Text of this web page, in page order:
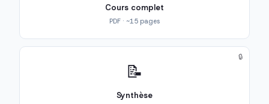
Cours complet
PDF · ~15 pages
📝
Synthèse
🔒